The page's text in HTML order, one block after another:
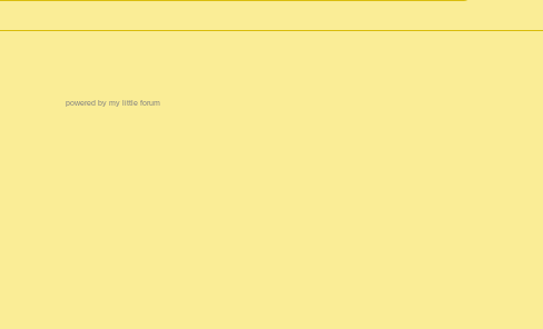
powered by my little forum